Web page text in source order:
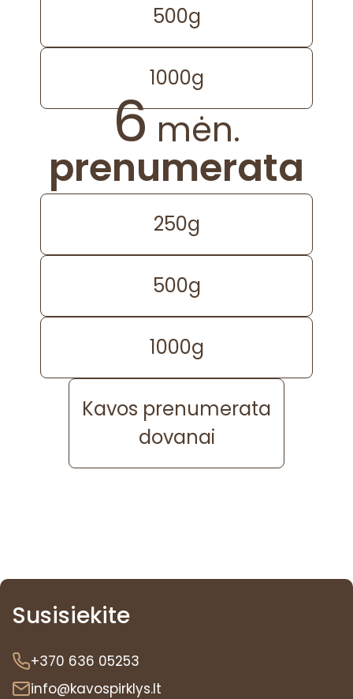
500g
1000g
6 mėn.
prenumerata
250g
500g
1000g
Kavos prenumerata
dovanai
Susisiekite
+370 636 05253
info@kavospirklys.lt